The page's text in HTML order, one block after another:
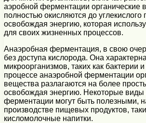
аэробной ферментации органические
полностью окисляются до углекислого
освобождая энергию, которая
для своих жизненных процессов.
Анаэробная ферментация, в свою
без доступа кислорода. Она
микроорганизмов, таких как бактерии
процессе анаэробной ферментации
вещества разлагаются на более
освобождая энергию. Некоторые виды
ферментации могут быть полезными,
производстве пищевых продуктов,
кисломолочные напитки.